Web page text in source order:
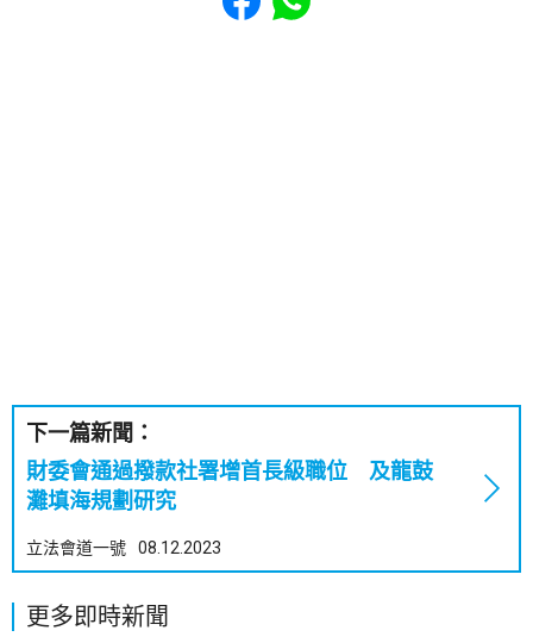
下一篇新聞：
財委會通過撥款社署增首長級職位 及龍鼓
灘填海規劃研究
立法會道一號 08.12.2023
更多即時新聞